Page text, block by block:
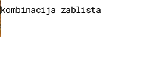
kombinacija zablista